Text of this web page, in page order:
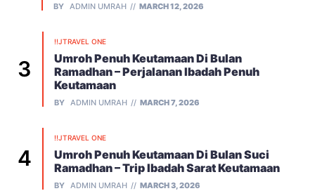
BY ADMIN UMRAH MARCH 12, 2026
!!JTRAVEL ONE
Umroh Penuh Keutamaan Di Bulan
Ramadhan – Perjalanan Ibadah Penuh
Keutamaan
BY ADMIN UMRAH MARCH 7, 2026
!!JTRAVEL ONE
Umroh Penuh Keutamaan Di Bulan Suci
Ramadhan – Trip Ibadah Sarat Keutamaan
BY ADMIN UMRAH MARCH 3, 2026